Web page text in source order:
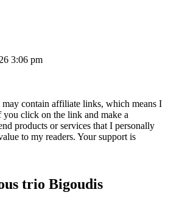
3:06 pm
contain affiliate links, which means I
you click on the link and make a
products or services that I personally
to my readers. Your support is
trio Bigoudis